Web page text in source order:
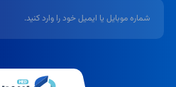
شماره موبایل یا ایمیل